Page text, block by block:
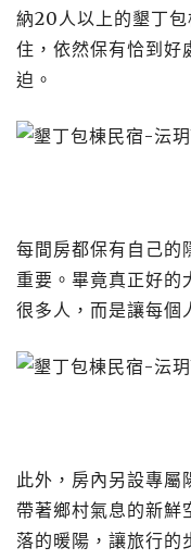
納20人以上的墾丁
住，依然保有恰到好
迫。
每間房都保有自己的
重要。畢竟真正好的
很多人，而是讓每個
此外，房內另設專屬
帶著鄉村氣息的新鮮
落的暖陽，讓旅行的